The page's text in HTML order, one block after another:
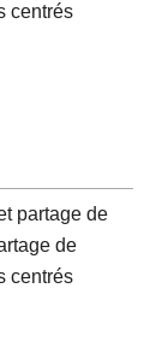
centrés
partage de
de
centrés